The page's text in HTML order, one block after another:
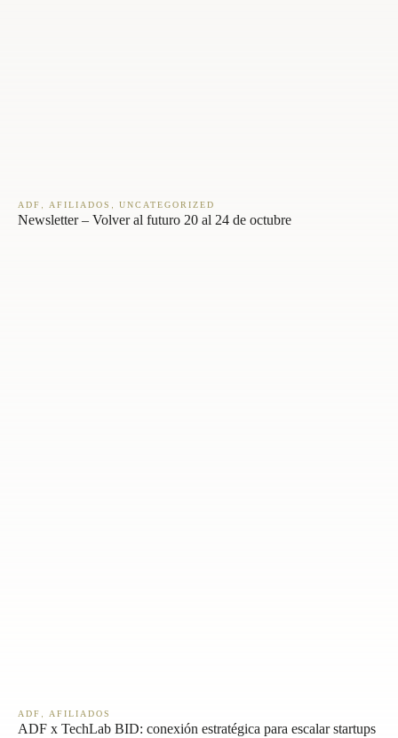
ADF , AFILIADOS , UNCATEGORIZED
Newsletter – Volver al futuro 20 al 24 de octubre
ADF , AFILIADOS
ADF x TechLab BID: conexión estratégica para escalar startups